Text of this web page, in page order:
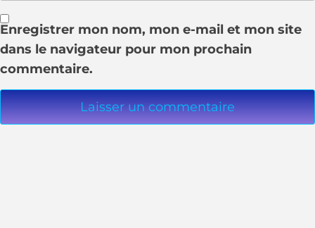
Enregistrer mon nom, mon e-mail et mon site
dans le navigateur pour mon prochain
commentaire.